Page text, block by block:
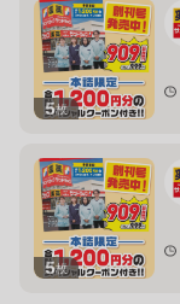
5枚
5枚